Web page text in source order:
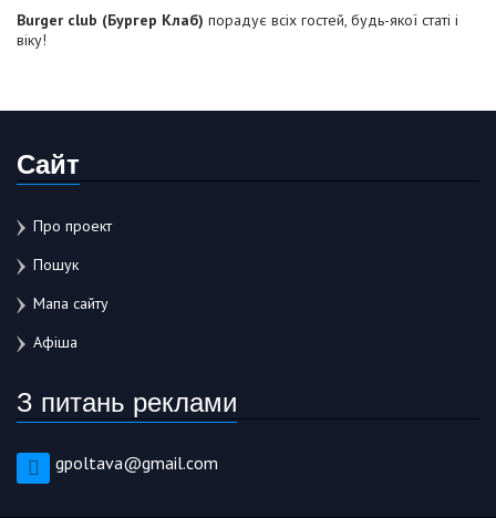
Burger club (Бургер Клаб) порадує всіх гостей, будь-якої статі і
віку!
Сайт
Про проект
Пошук
Мапа сайту
Афіша
З питань реклами
gpoltava@gmail.com